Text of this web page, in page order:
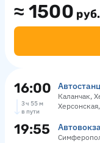
≈ 1500 руб.
16:00
Каланчак,
3 ч 55 м
в пути
19:55